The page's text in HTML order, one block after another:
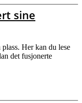
sine
Her kan du lese
det fusjonerte